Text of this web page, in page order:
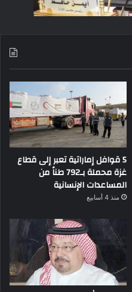
5 قوافل إماراتية تعبر إلى قطاع
غزة محملة بـ792 طناً من
المساعدات الإنسانية
منذ 4 أسابيع